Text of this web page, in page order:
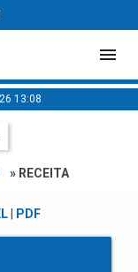
13:08
» RECEITA
| PDF